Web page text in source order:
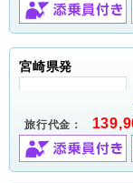
宮崎県発
旅行代金：